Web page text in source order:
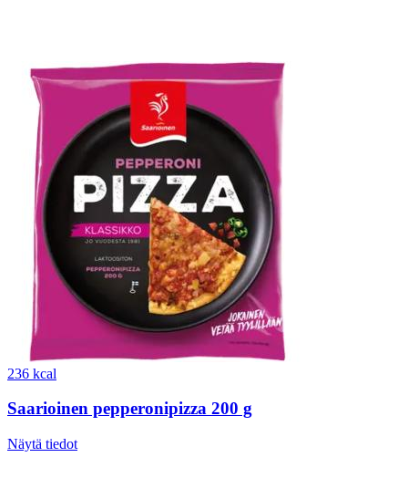
236 kcal
Saarioinen pepperonipizza 200 g
Näytä tiedot